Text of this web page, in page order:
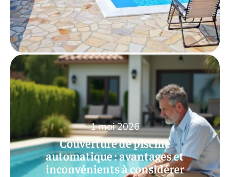
Couverture de piscine
automatique : avantages et
inconvénients à considérer
1 mai 2026